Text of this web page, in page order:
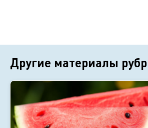
Другие материалы